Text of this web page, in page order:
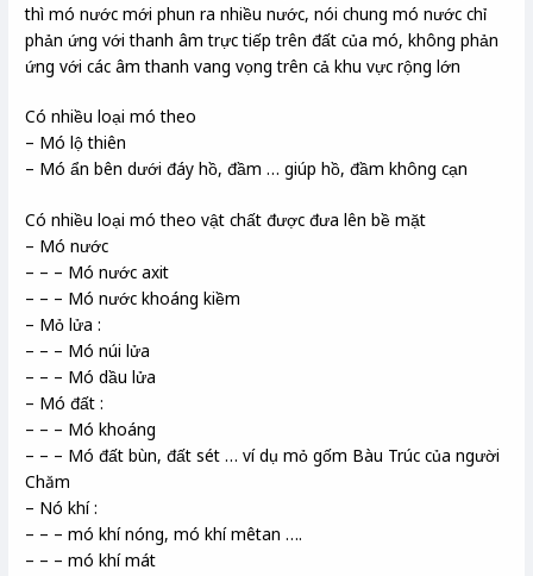
thì mó nước mới phun ra nhiều nước, nói chung mó nước chỉ
phản ứng với thanh âm trực tiếp trên đất của mó, không phản
ứng với các âm thanh vang vọng trên cả khu vực rộng lớn
Có nhiều loại mó theo
– Mó lộ thiên
– Mó ẩn bên dưới đáy hồ, đầm … giúp hồ, đầm không cạn
Có nhiều loại mó theo vật chất được đưa lên bề mặt
– Mó nước
– – – Mó nước axit
– – – Mó nước khoáng kiềm
– Mỏ lửa :
– – – Mó núi lửa
– – – Mó dầu lửa
– Mó đất :
– – – Mó khoáng
– – – Mó đất bùn, đất sét … ví dụ mỏ gốm Bàu Trúc của người
Chăm
– Nó khí :
– – – mó khí nóng, mó khí mêtan ….
– – – mó khí mát